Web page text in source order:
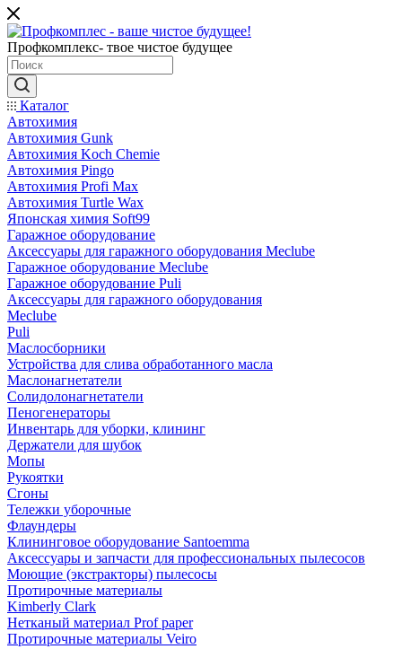
Профкомплекс- твое чистое будущее
Каталог
Автохимия
Автохимия Gunk
Автохимия Koch Chemie
Автохимия Pingo
Автохимия Profi Max
Автохимия Turtle Wax
Японская химия Soft99
Гаражное оборудование
Аксессуары для гаражного оборудования Meclube
Гаражное оборудование Meclube
Гаражное оборудование Puli
Аксессуары для гаражного оборудования
Meclube
Puli
Маслосборники
Устройства для слива обработанного масла
Маслонагнетатели
Солидолонагнетатели
Пеногенераторы
Инвентарь для уборки, клининг
Держатели для шубок
Мопы
Рукоятки
Сгоны
Тележки уборочные
Флаундеры
Клининговое оборудование Santoemma
Аксессуары и запчасти для профессиональных пылесосов
Моющие (экстракторы) пылесосы
Протирочные материалы
Kimberly Clark
Нетканый материал Prof paper
Протирочные материалы Veiro